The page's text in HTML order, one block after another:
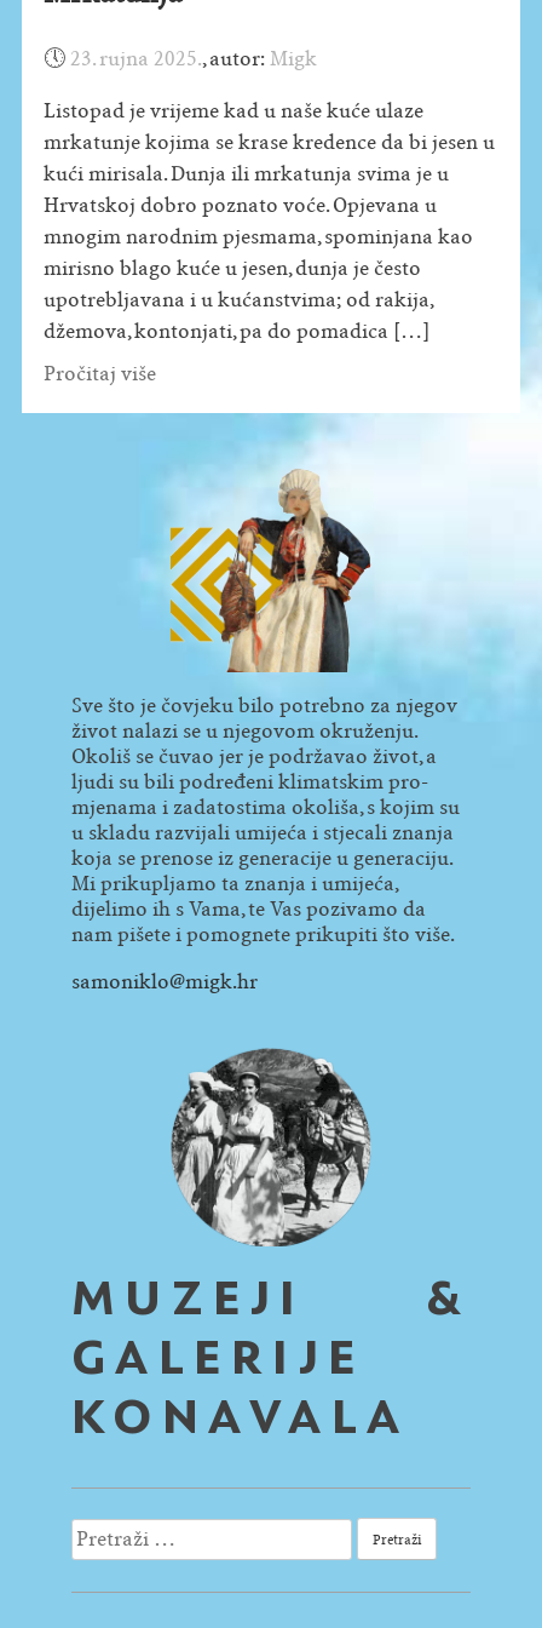
🕔 23. rujna 2025.,autor:Migk
Listopad je vrijeme kad u naše kuće ulaze
mrkatunje kojima se krase kredence da bi jesen u
kući mirisala. Dunja ili mrkatunja svima je u
Hrvatskoj dobro poznato voće. Opjevana u
mnogim narodnim pjesmama, spominjana kao
mirisno blago kuće u jesen, dunja je često
upotrebljavana i u kućanstvima; od rakija,
džemova, kontonjati, pa do pomadica […]
Pročitaj više
Sve što je čovjeku bilo potrebno za njegov
život nalazi se u njegovom okruženju.
Okoliš se čuvao jer je podržavao život, a
ljudi su bili podređeni klimatskim pro­
mjenama i zadatostima okoliša, s kojim su
u skladu razvijali umi­­jeća i stjecali znanja
koja se prenose iz ge­neracije u ge­ne­raciju.
Mi prikupljamo ta znanja i umi­jeća,
dijelimo ih s Vama, te Vas pozi­vamo da
nam pišete i pomognete prikupiti što više.
samoniklo@migk.hr
MUZEJI &
GALERIJE
KONAVALA
Pretraži: